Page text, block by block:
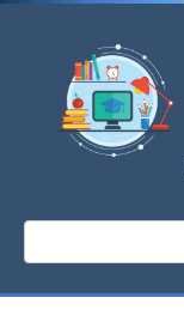
Перейти
Поиск: